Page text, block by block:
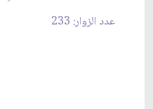
عدد الزوار: 233